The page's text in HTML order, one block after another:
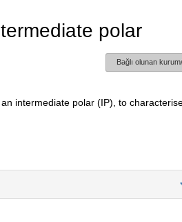
polar
Bağlı olunan
intermediate polar (IP), to